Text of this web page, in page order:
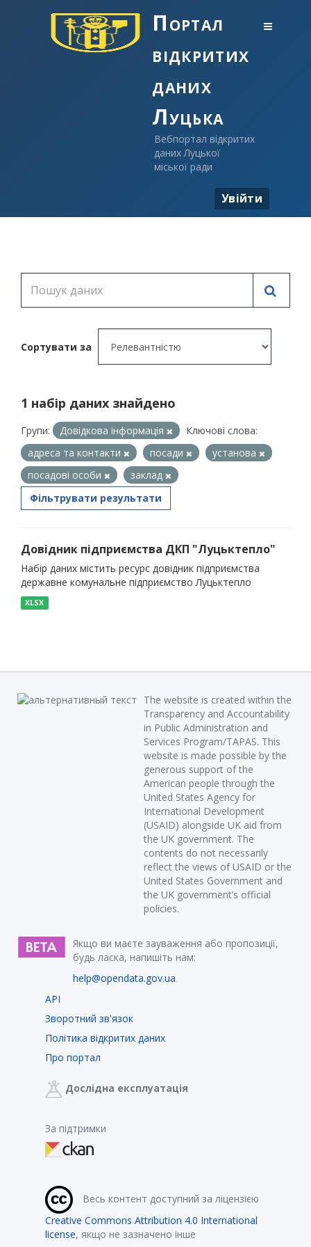
Портал
відкритих
даних
Луцька
Вебпортал відкритих
даних Луцької
міської ради
Увійти
Сортувати за
1 набір даних знайдено
Групи: Довідкова інформація
Ключові слова:
адреса та контакти
посади
установа
посадові особи
заклад
Фільтрувати результати
Довідник підприємства ДКП "Луцьктепло"
Набір даних містить ресурс довідник підприємства
державне комунальне підприємство Луцьктепло
XLSX
The website is created within the
Transparency and Accountability
in Public Administration and
Services Program/TAPAS. This
website is made possible by the
generous support of the
American people through the
United States Agency for
International Development
(USAID) alongside UK aid from
the UK government. The
contents do not necessarily
reflect the views of USAID or the
United States Government and
the UK government’s official
policies.
Якщо ви маєте зауваження або пропозиції,
будь ласка, напишіть нам:
help@opendata.gov.ua
API
Зворотний зв'язок
Політика відкритих даних
Про портал
Дослідна експлуатація
За підтримки
Весь контент доступний за ліцензією
Creative Commons Attribution 4.0 International
license, якщо не зазначено інше